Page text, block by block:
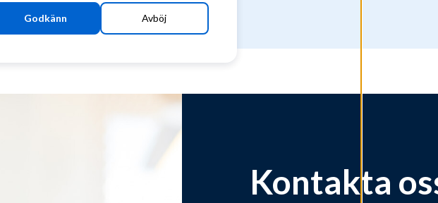
Godkänn Avböj
Kontakta